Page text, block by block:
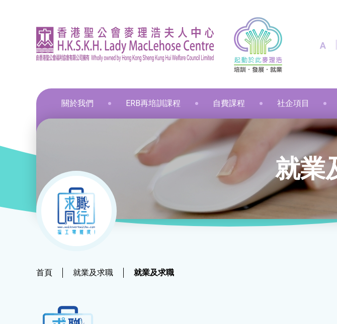
A
關於我們
葵涌區 – 工商業社會服務部
葵涌邨旭葵樓 - 葵涌社區服務中心
青衣區 – 青衣綜合服務中心
荃灣區 – 梨木樹綜合服務中心
ERB再培訓課程
資訊及通訊科技
美容 美
酒店
印刷及出版
職業語文
旅遊
技能提升課程
飲食
中醫保健
物業管理及保安
商業
少數族裔人士課程
飲食
通用技能
飲食
ERB服務點
自費課程
髮型改造
手語課程
急救課程
化妝
布藝手工
布藝製作
保鮮花手作
新春注連繩
和諧粉彩
星際漫遊
和諧粉彩畫(兒童)
社企項目
寵愛軒
麥理浩餐廳
融藝工房
融藝坊
就業
首頁 就業及求職 就業及求職